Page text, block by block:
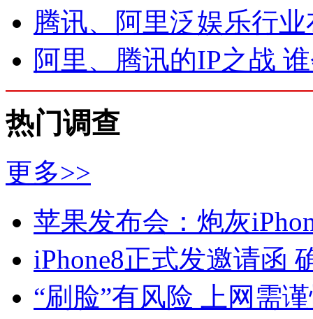
腾讯、阿里泛娱乐行
阿里、腾讯的IP之战
热门调查
更多>>
苹果发布会：炮灰
iPhone8正式发邀请函
“刷脸”有风险 上网需